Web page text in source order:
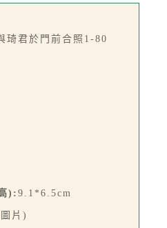
琦君於門前合照1-80
): 9.1*6.5cm
片)